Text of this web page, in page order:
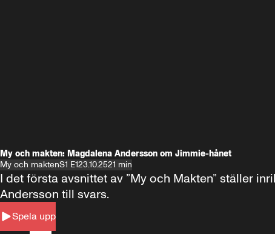
My och makten: Magdalena Andersson om Jimmie-hånet
My och maktenS1 E123.10.2521 min
Spela upp
I det första avsnittet av ”My och Makten” ställer
Andersson till svars.